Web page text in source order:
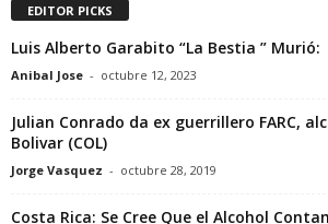
EDITOR PICKS
Luis Alberto Garabito “La Bestia ” Murió:
Anibal Jose - octubre 12, 2023
Julian Conrado da ex guerrillero FARC,
Bolivar (COL)
Jorge Vasquez - octubre 28, 2019
Costa Rica: Se Cree Que el Alcohol